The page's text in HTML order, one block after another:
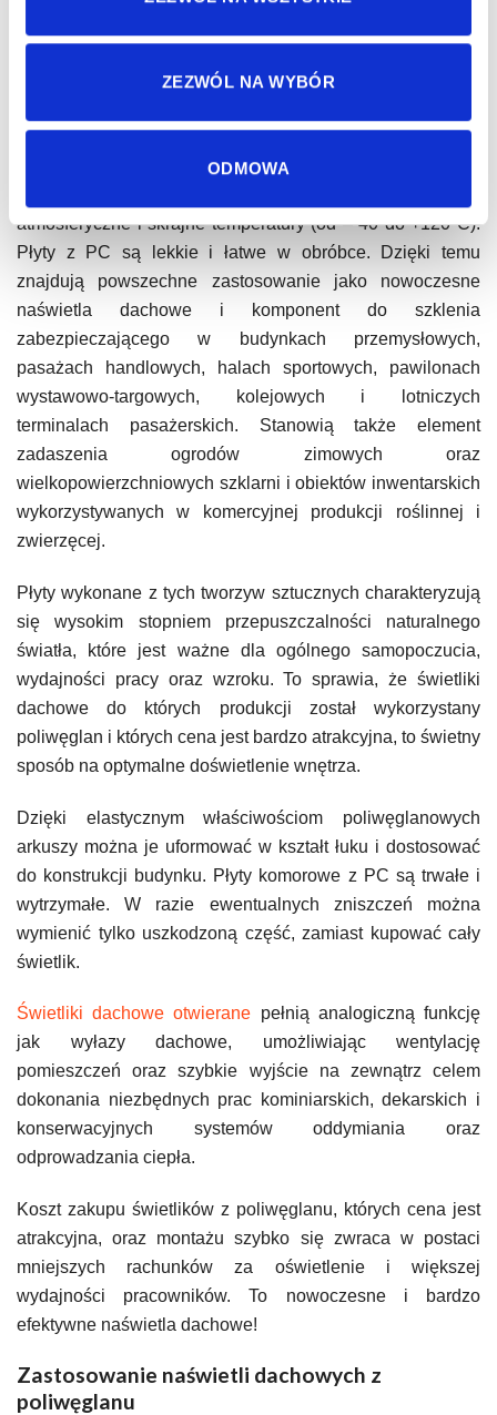
ZEZWÓL NA WYBÓR
ODMOWA
Naświetla dachowe poliwęglanowe –
sobie termiczne, optyczne i mechaniczne własności innych
materiałów. Odznacza się doskonałą termoizolacyjnością,
atmosferyczne i skrajne temperatury (od – 40 do +120°C).
Płyty z PC są lekkie i łatwe w obróbce. Dzięki temu
znajdują powszechne zastosowanie jako nowoczesne
naświetla dachowe i komponent do szklenia
zabezpieczającego w budynkach przemysłowych,
pasażach handlowych, halach sportowych, pawilonach
wystawowo-targowych, kolejowych i lotniczych
terminalach pasażerskich. Stanowią także element
zadaszenia ogrodów zimowych oraz
wielkopowierzchniowych szklarni i obiektów inwentarskich
wykorzystywanych w komercyjnej produkcji roślinnej i
zwierzęcej.
Płyty wykonane z tych tworzyw sztucznych charakteryzują
się wysokim stopniem przepuszczalności naturalnego
światła, które jest ważne dla ogólnego samopoczucia,
wydajności pracy oraz wzroku. To sprawia, że świetliki
dachowe do których produkcji został wykorzystany
poliwęglan i których cena jest bardzo atrakcyjna, to świetny
sposób na optymalne doświetlenie wnętrza.
Dzięki elastycznym właściwościom poliwęglanowych
arkuszy można je uformować w kształt łuku i dostosować
do konstrukcji budynku. Płyty komorowe z PC są trwałe i
wytrzymałe. W razie ewentualnych zniszczeń można
wymienić tylko uszkodzoną część, zamiast kupować cały
świetlik.
Świetliki dachowe otwierane pełnią analogiczną funkcję
jak wyłazy dachowe, umożliwiając wentylację
pomieszczeń oraz szybkie wyjście na zewnątrz celem
dokonania niezbędnych prac kominiarskich, dekarskich i
konserwacyjnych systemów oddymiania oraz
odprowadzania ciepła.
Koszt zakupu świetlików z poliwęglanu, których cena jest
atrakcyjna, oraz montażu szybko się zwraca w postaci
mniejszych rachunków za oświetlenie i większej
wydajności pracowników. To nowoczesne i bardzo
efektywne naświetla dachowe!
Zastosowanie naświetli dachowych z
poliwęglanu